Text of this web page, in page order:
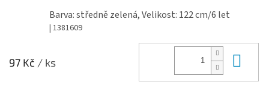
Barva: středně zelená, Velikost: 122 cm/6 let
| 1381609
97 Kč / ks